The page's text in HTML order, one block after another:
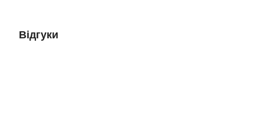
Відгуки